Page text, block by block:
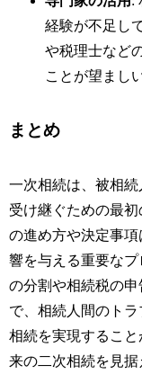
経験が不足し
や税理士など
ことが望ましい
まとめ
一次相続は、被相
受け継ぐための最
の進め方や決定事
響を与える重要な
の分割や相続税の
で、相続人間のト
相続を実現するこ
来の二次相続を見